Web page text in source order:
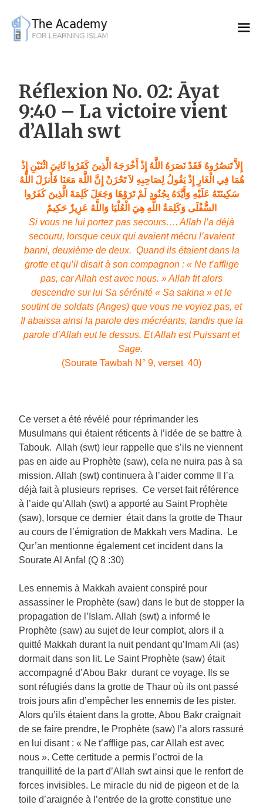
content
Réflexion No. 02: Āyat
9:40 – La victoire vient
d’Allah swt
إِلاَّ تَنصُرُوهُ فَقَدْ نَصَرَهُ اللَّهُ إِذْ أَخْرَجَهُ الَّذِينَ كَفَرُوا ثَانِيَ اثْنَيْنِ إِذْ
هُمَا فِي الْغَارِ إِذْ يَقُولُ لِصَاحِبِهِ لاَ تَحْزَنْ إِنَّ اللَّهَ مَعَنَا فَأَنزَلَ اللَّهُ
سَكِينَتَهُ عَلَيْهِ وَأَيَّدَهُ بِجُنُودٍ لَمْ تَرَوْهَا وَجَعَلَ كَلِمَةَ الَّذِينَ كَفَرُوا
السُّفْلَى وَكَلِمَةُ اللَّهِ هِيَ الْعُلْيَا وَاللَّهُ عَزِيزٌ حَكِيمٌ
Si vous ne lui portez pas secours…. Allah l’a déjà
secouru, lorsque ceux qui avaient mécru l’avaient
banni, deuxième de deux. Quand ils étaient dans la
grotte et qu’il disait à son compagnon : « Ne t’afflige
pas, car Allah est avec nous. » Allah fit alors
descendre sur lui Sa sérénité « Sa sakina » et le
soutint de soldats (Anges) que vous ne voyiez pas, et
Il abaissa ainsi la parole des mécréants, tandis que la
parole d’Allah eut le dessus. Et Allah est Puissant et
Sage.
(Sourate Tawbah N° 9, verset 40)
Ce verset a été révélé pour réprimander les
Musulmans qui étaient réticents à l’idée de se battre à
Tabouk. Allah (swt) leur rappelle que s’ils ne viennent
pas en aide au Prophète (saw), cela ne nuira pas à sa
mission. Allah (swt) continuera à l’aider comme Il l’a
déjà fait à plusieurs reprises. Ce verset fait référence
à l’aide qu’Allah (swt) a apporté au Saint Prophète
(saw), lorsque ce dernier était dans la grotte de Thaur
au cours de l’émigration de Makkah vers Madina. Le
Qur’an mentionne également cet incident dans la
Sourate Al Anfal (Q 8 :30)
Les ennemis à Makkah avaient conspiré pour
assassiner le Prophète (saw) dans le but de stopper la
propagation de l’Islam. Allah (swt) a informé le
Prophète (saw) au sujet de leur complot, alors il a
quitté Makkah durant la nuit pendant qu’Imam Ali (as)
dormait dans son lit. Le Saint Prophète (saw) était
accompagné d’Abou Bakr durant ce voyage. Ils se
sont réfugiés dans la grotte de Thaur où ils ont passé
trois jours afin d’empêcher les ennemis de les pister.
Alors qu’ils étaient dans la grotte, Abou Bakr craignait
de se faire prendre, le Prophète (saw) l’a alors rassuré
en lui disant : « Ne t’afflige pas, car Allah est avec
nous ». Cette certitude a permis l’octroi de la
tranquillité de la part d’Allah swt ainsi que le renfort de
forces invisibles. Le miracle du nid de pigeon et de la
toile d’araignée à l’entrée de la grotte constitue une